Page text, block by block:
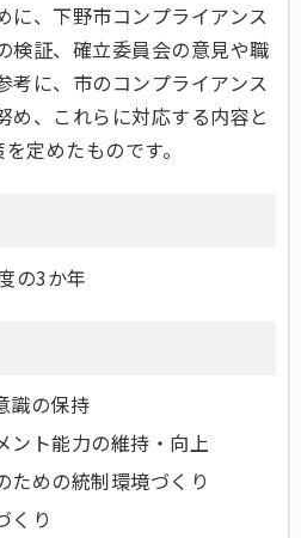
に、下野市コンプライアンス
検証、確立委員会の意見や職
考に、市のコンプライアンス
め、これらに対応する内容と
定めたものです。
の3か年
識の保持
ント能力の維持・向上
ための統制環境づくり
くり